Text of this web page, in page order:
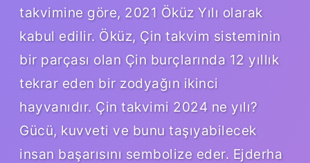
takvimine göre, 2021 Öküz Yılı olarak
kabul edilir. Öküz, Çin takvim sisteminin
bir parçası olan Çin burçlarında 12 yıllık
tekrar eden bir zodyağın ikinci
hayvanıdır. Çin takvimi 2024 ne yılı?
Gücü, kuvveti ve bunu taşıyabilecek
insan başarısını sembolize eder. Ejderha